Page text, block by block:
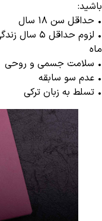
باشید:
• حداقل سن ۱۸ سال
ماه
• سلامت جسمی و روحی
• عدم سو سابقه
• تسلط به زبان ترکی